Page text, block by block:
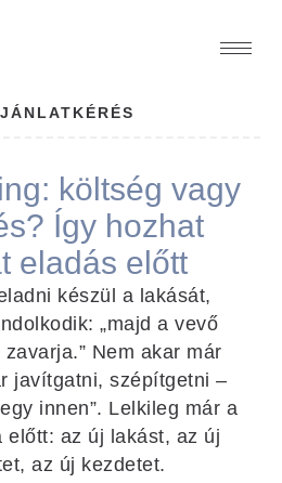
költség vagy
Így hozhat
eladás előtt
készül a lakását,
„majd a vevő
Nem akar már
javítgatni, szépítgetni –
innen”. Lelkileg már a
előtt: az új lakást, az új
az új kezdetet.